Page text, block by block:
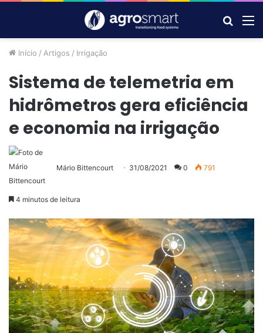
por
Início / Artigos / Irrigação
Sistema de telemetria em
hidrômetros gera eficiência
e economia na irrigação
Mário Bittencourt 31/08/2021 0 791
4 minutos de leitura